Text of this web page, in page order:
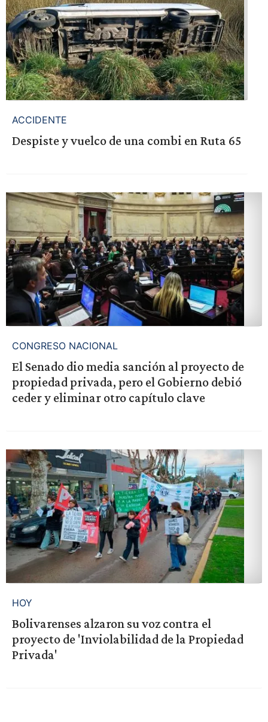
ACCIDENTE
Despiste y vuelco de una combi en Ruta 65
CONGRESO NACIONAL
El Senado dio media sanción al proyecto de
propiedad privada, pero el Gobierno debió
ceder y eliminar otro capítulo clave
HOY
Bolivarenses alzaron su voz contra el
proyecto de 'Inviolabilidad de la Propiedad
Privada'